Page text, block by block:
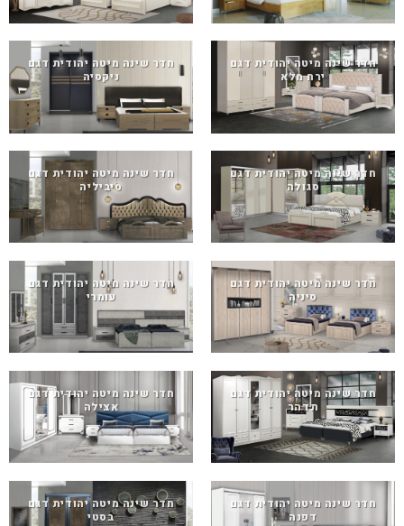
חדר שינה מיטה יהודית דגם
ירח מלא
חדר שינה מיטה יהודית דגם
ניקסיה
חדר שינה מיטה יהודית דגם
סגולה
חדר שינה מיטה יהודית דגם
סיביליה
חדר שינה מיטה יהודית דגם
סיניה
חדר שינה מיטה יהודית דגם
עומרי
חדר שינה מיטה יהודית דגם
תדהר
חדר שינה מיטה יהודית דגם
אצילה
חדר שינה מיטה יהודית דגם
דפנה
חדר שינה מיטה יהודית דגם
בסטי